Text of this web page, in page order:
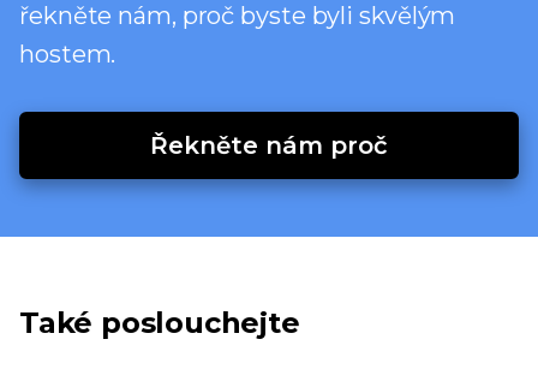
řekněte nám, proč byste byli skvělým
hostem.
Řekněte nám proč
Také poslouchejte